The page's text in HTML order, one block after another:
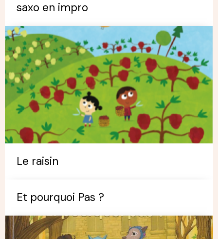
saxo en impro
Le raisin
Et pourquoi Pas ?